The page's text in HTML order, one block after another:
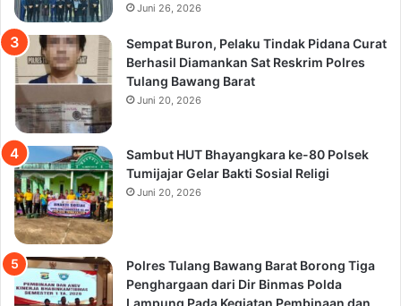
Juni 26, 2026
Sempat Buron, Pelaku Tindak Pidana Curat
Berhasil Diamankan Sat Reskrim Polres
Tulang Bawang Barat
Juni 20, 2026
Sambut HUT Bhayangkara ke-80 Polsek
Tumijajar Gelar Bakti Sosial Religi
Juni 20, 2026
Polres Tulang Bawang Barat Borong Tiga
Penghargaan dari Dir Binmas Polda
Lampung Pada Kegiatan Pembinaan dan